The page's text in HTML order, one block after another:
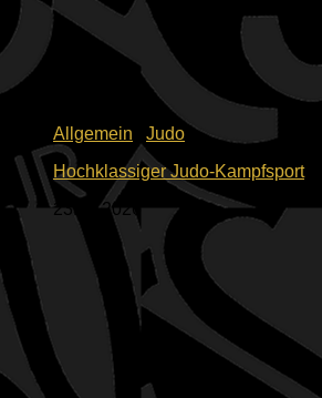
Allgemein
Judo
Hochklassiger Judo-Kampfsport
23.07.2026